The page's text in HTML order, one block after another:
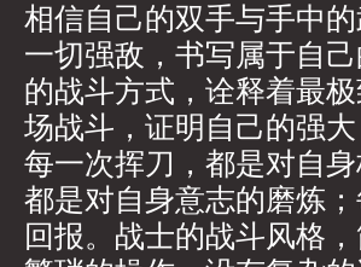
相信自己的双手与手中
一切强敌，书写属于自
的战斗方式，诠释着最
场战斗，证明自己的强
每一次挥刀，都是对自
都是对自身意志的磨炼
回报。战士的战斗风格